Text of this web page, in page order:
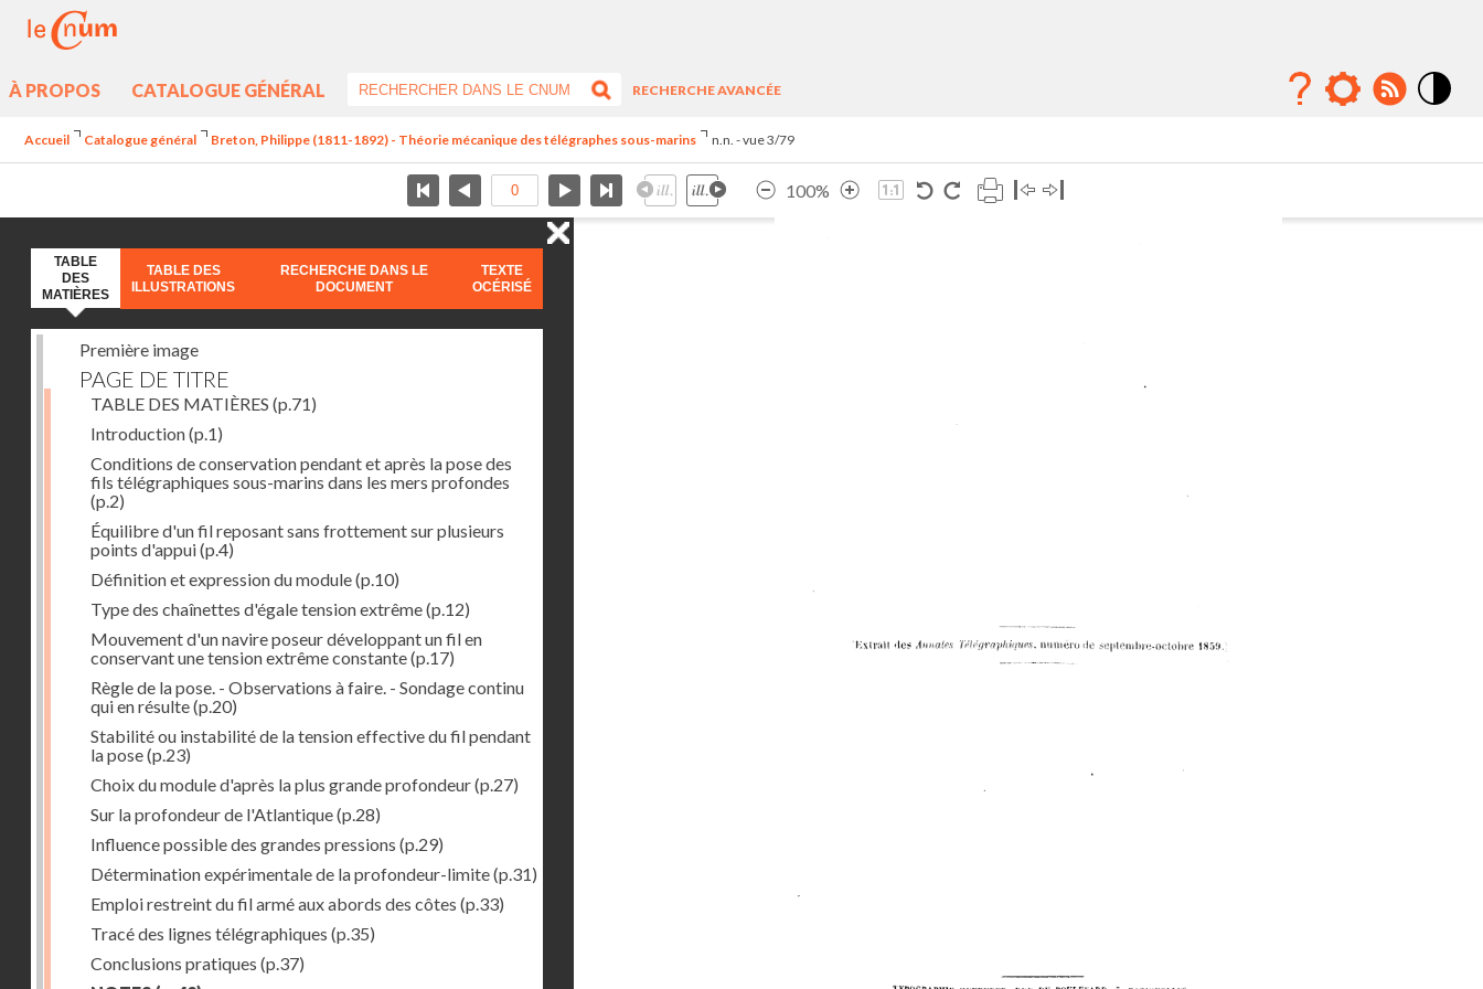
À PROPOS CATALOGUE GÉNÉRAL
RECHERCHE AVANCÉE
Accueil Catalogue général Breton, Philippe (1811-1892) - Théorie mécanique des télégraphes sous-marins n.n. - vue 3/79
100%
TABLE
DES
MATIÈRES
TABLE DES
ILLUSTRATIONS
RECHERCHE DANS LE
DOCUMENT
TEXTE
OCÉRISÉ
Première image
PAGE DE TITRE
TABLE DES MATIÈRES (p.71)
Introduction(p.1)
Conditions de conservation pendant et après la pose des
fils télégraphiques sous-marins dans les mers profondes
(p.2)
Équilibre d'un fil reposant sans frottement sur plusieurs
points d'appui(p.4)
Définition et expression du module(p.10)
Type des chaînettes d'égale tension extrême(p.12)
Mouvement d'un navire poseur développant un fil en
conservant une tension extrême constante(p.17)
Règle de la pose. - Observations à faire. - Sondage continu
qui en résulte(p.20)
Stabilité ou instabilité de la tension effective du fil pendant
la pose(p.23)
Choix du module d'après la plus grande profondeur(p.27)
Sur la profondeur de l'Atlantique(p.28)
Influence possible des grandes pressions (p.29)
Détermination expérimentale de la profondeur-limite(p.31)
Emploi restreint du fil armé aux abords des côtes (p.33)
Tracé des lignes télégraphiques (p.35)
Conclusions pratiques (p.37)